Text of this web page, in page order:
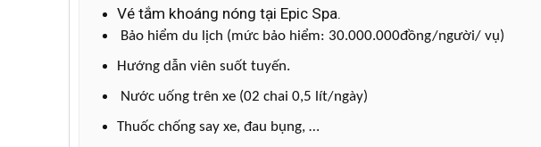
Vé tắm khoáng nóng tại Epic Spa.
Bảo hiểm du lịch (mức bảo hiểm: 30.000.000đồng/người/ vụ)
Hướng dẫn viên suốt tuyến.
Nước uống trên xe (02 chai 0,5 lít/ngày)
Thuốc chống say xe, đau bụng, …